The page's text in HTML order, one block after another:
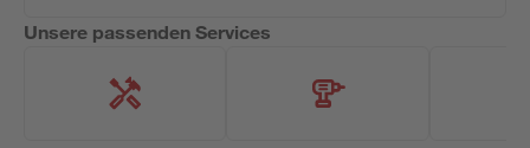
Unsere passenden Services